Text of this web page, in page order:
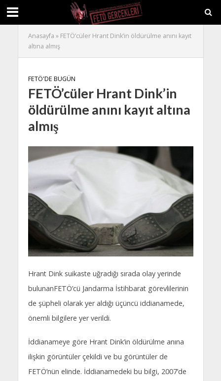
Anasayfa » FETÖ’cüler Hrant Dink’in öldürülme anını kayıt
altına almış
FETÖ'DE BUGÜN
FETÖ’cüler Hrant Dink’in
öldürülme anını kayıt altına
almış
Hrant Dink suikaste uğradığı sırada olay yerinde
bulunanFETÖ’cü Jandarma İstihbarat görevlilerinin
de şüpheli olarak yer aldığı üçüncü iddianamede,
önemli bilgilere yer verildi.
İddianameye göre Hrant Dink’in öldürülme anına
ilişkin görüntüler çekildi ve bu görüntüler de
FETÖ’nün elinde. İddianamedeki bu bilgi, 2007’de